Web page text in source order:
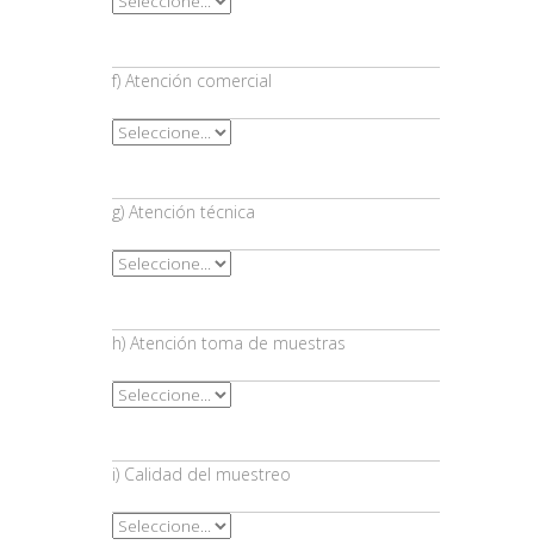
f) Atención comercial
g) Atención técnica
h) Atención toma de muestras
i) Calidad del muestreo